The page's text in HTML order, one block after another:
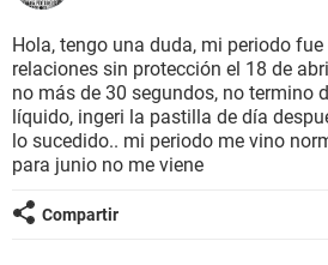
SEXUALIDAD
GLOSARIO
Hola, tengo una duda, mi periodo
relaciones sin protección el 18 de
no más de 30 segundos, no termino
líquido, ingeri la pastilla de día
lo sucedido.. mi periodo me vino
para junio no me viene
Compartir